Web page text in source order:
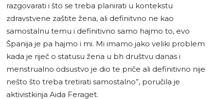
razgovarati i što se treba planirati u kontekstu
zdravstvene zaštite žena, ali definitvno ne kao
samostalnu temu i definitivno samo hajmo to, evo
Španija je pa hajmo i mi. Mi imamo jako veliki problem
kada je riječ o statusu žena u bh društvu danas i
menstrualno odsustvo je dio te priče ali definitivno nije
nešto što treba tretirati samostalno”, poručila je
aktivistkinja Aida Feraget.